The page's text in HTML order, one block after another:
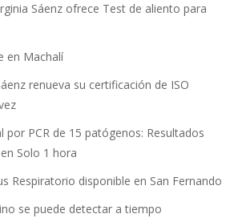
Sáenz ofrece Test de aliento para
en Machalí
renueva su certificación de ISO
por PCR de 15 patógenos: Resultados
Solo 1 hora
Respiratorio disponible en San Fernando
se puede detectar a tiempo